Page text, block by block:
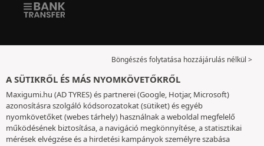
Böngészés folytatása hozzájárulás nélkül >
A SÜTIKRŐL ÉS MÁS NYOMKÖVETŐKRŐL
Maxigumi.hu (AD TYRES) és partnerei (Google, Hotjar, Microsoft)
azonosításra szolgáló kódsorozatokat (sütiket) és egyéb
nyomkövetőket (webes tárhely) használnak a weboldal megfelelő
működésének biztosítása, a navigáció megkönnyítése, a statisztikai
mérések elvégzése és a hirdetési kampányok személyre szabása